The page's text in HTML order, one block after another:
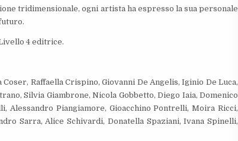
tridimensionale, ogni artista ha espresso la sua personale
4 editrice.
Raffaella Crispino, Giovanni De Angelis, Iginio De Luca,
Silvia Giambrone, Nicola Gobbetto, Diego Iaia, Domenico
Alessandro Piangiamore, Gioacchino Pontrelli, Moira Ricci,
Sarra, Alice Schivardi, Donatella Spaziani, Ivana Spinelli,